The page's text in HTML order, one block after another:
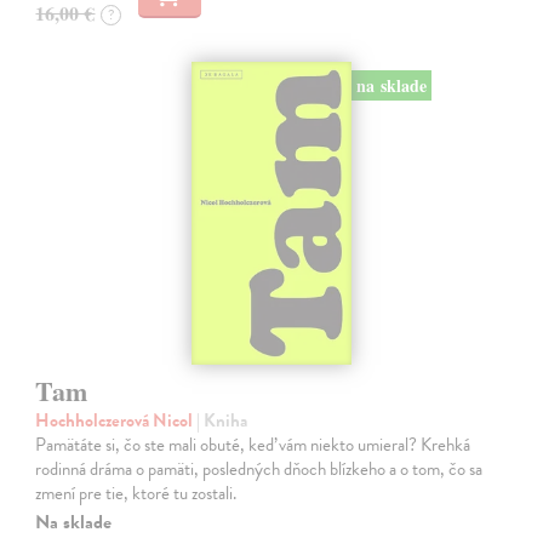
16,00 € ?
na sklade
Tam
Hochholczerová Nicol | Kniha
Pamätáte si, čo ste mali obuté, keď vám niekto umieral? Krehká
rodinná dráma o pamäti, posledných dňoch blízkeho a o tom, čo sa
zmení pre tie, ktoré tu zostali.
Na sklade